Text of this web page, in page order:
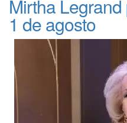
Mirtha
1 de agosto